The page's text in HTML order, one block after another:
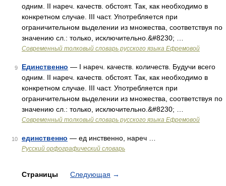
одним. II нареч. качеств. обстоят. Так, как необходимо в
конкретном случае. III част. Употребляется при
ограничительном выделении из множества, соответствуя по
значению сл.: только, исключительно.&#8230; …
Современный толковый словарь русского языка Ефремовой
9 Единственно — I нареч. качеств. количеств. Будучи всего
одним. II нареч. качеств. обстоят. Так, как необходимо в
конкретном случае. III част. Употребляется при
ограничительном выделении из множества, соответствуя по
значению сл.: только, исключительно.&#8230; …
Современный толковый словарь русского языка Ефремовой
10 единственно — ед инственно, нареч …
Русский орфографический словарь
Страницы Следующая →